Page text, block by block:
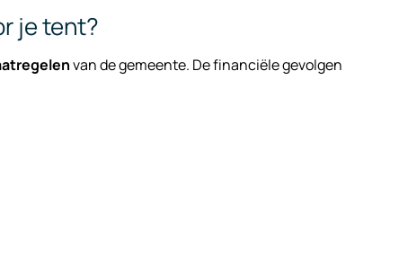
je tent?
van de gemeente. De financiële gevolgen